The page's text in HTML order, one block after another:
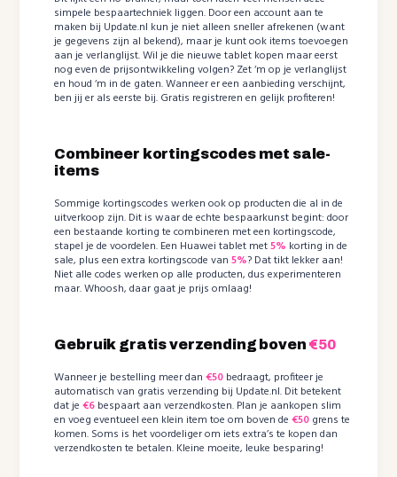
simpele bespaartechniek liggen. Door een account aan te
maken bij Update.nl kun je niet alleen sneller afrekenen (want
je gegevens zijn al bekend), maar je kunt ook items toevoegen
aan je verlanglijst. Wil je die nieuwe tablet kopen maar eerst
nog even de prijsontwikkeling volgen? Zet ‘m op je verlanglijst
en houd ‘m in de gaten. Wanneer er een aanbieding verschijnt,
ben jij er als eerste bij. Gratis registreren en gelijk profiteren!
Combineer kortingscodes met sale-
items
Sommige kortingscodes werken ook op producten die al in de
uitverkoop zijn. Dit is waar de echte bespaarkunst begint: door
een bestaande korting te combineren met een kortingscode,
stapel je de voordelen. Een Huawei tablet met5% korting in de
sale, plus een extra kortingscode van5%? Dat tikt lekker aan!
Niet alle codes werken op alle producten, dus experimenteren
maar. Whoosh, daar gaat je prijs omlaag!
Gebruik gratis verzending boven €50
Wanneer je bestelling meer dan€50 bedraagt, profiteer je
automatisch van gratis verzending bij Update.nl. Dit betekent
dat je€6 bespaart aan verzendkosten. Plan je aankopen slim
en voeg eventueel een klein item toe om boven de€50 grens te
komen. Soms is het voordeliger om iets extra’s te kopen dan
verzendkosten te betalen. Kleine moeite, leuke besparing!